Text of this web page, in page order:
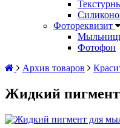
Фотореквизит
Фотофон
Архив товаров
Жидкий